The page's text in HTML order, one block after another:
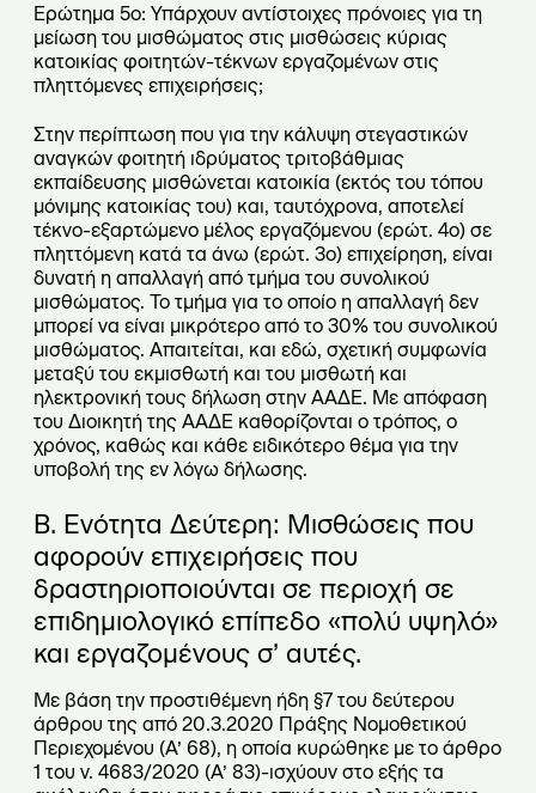
Ερώτημα 5ο: Υπάρχουν αντίστοιχες πρόνοιες για τη
μείωση του μισθώματος στις μισθώσεις κύριας
κατοικίας φοιτητών-τέκνων εργαζομένων στις
πληττόμενες επιχειρήσεις;
Στην περίπτωση που για την κάλυψη στεγαστικών
αναγκών φοιτητή ιδρύματος τριτοβάθμιας
εκπαίδευσης μισθώνεται κατοικία (εκτός του τόπου
μόνιμης κατοικίας του) και, ταυτόχρονα, αποτελεί
τέκνο-εξαρτώμενο μέλος εργαζόμενου (ερώτ. 4ο) σε
πληττόμενη κατά τα άνω (ερώτ. 3ο) επιχείρηση, είναι
δυνατή η απαλλαγή από τμήμα του συνολικού
μισθώματος. Το τμήμα για το οποίο η απαλλαγή δεν
μπορεί να είναι μικρότερο από το 30% του συνολικού
μισθώματος. Απαιτείται, και εδώ, σχετική συμφωνία
μεταξύ του εκμισθωτή και του μισθωτή και
ηλεκτρονική τους δήλωση στην ΑΑΔΕ. Με απόφαση
του Διοικητή της ΑΑΔΕ καθορίζονται ο τρόπος, ο
χρόνος, καθώς και κάθε ειδικότερο θέμα για την
υποβολή της εν λόγω δήλωσης.
Β. Ενότητα Δεύτερη: Μισθώσεις που
αφορούν επιχειρήσεις που
δραστηριοποιούνται σε περιοχή σε
επιδημιολογικό επίπεδο «πολύ υψηλό»
και εργαζομένους σ’ αυτές.
Με βάση την προστιθέμενη ήδη §7 του δεύτερου
άρθρου της από 20.3.2020 Πράξης Νομοθετικού
Περιεχομένου (Α’ 68), η οποία κυρώθηκε με το άρθρο
1 του ν. 4683/2020 (Α’ 83)-ισχύουν στο εξής τα